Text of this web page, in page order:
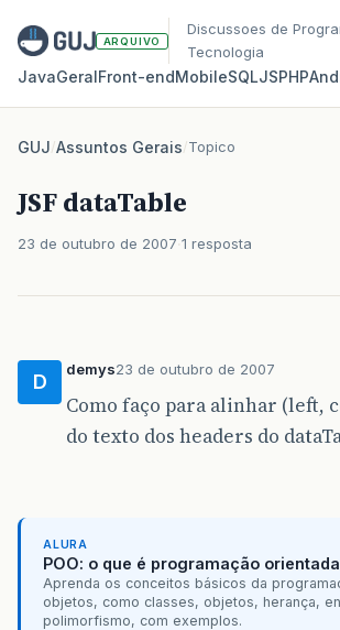
ARQUIVO
Discussoes de
Tecnologia
JavaGeralFront‑endMobileSQLJSPHP
GUJ/Assuntos Gerais/Topico
JSF dataTable
23 de outubro de 2007 1 resposta
D
demys23 de outubro de 2007
Como faço para alinhar (left,
do texto dos headers do
ALURA
POO: o que é programação
Aprenda os conceitos básicos da
objetos, como classes, objetos, herança,
polimorfismo, com exemplos.